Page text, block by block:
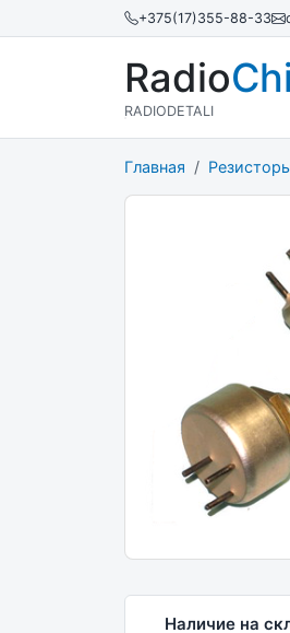
+375(17)355-88-33
Radio
RADIODETALI
Главная
Наличие на